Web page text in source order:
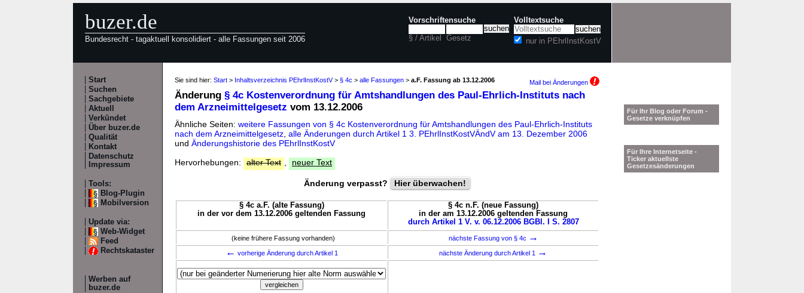
buzer.de
Bundesrecht - tagaktuell konsolidiert - alle Fassungen seit 2006
Vorschriftensuche
§ / Artikel Gesetz
Volltextsuche
nur in PEhrlInstKostV
Start
Suchen
Sachgebiete
Aktuell
Verkündet
Über buzer.de
Qualität
Kontakt
Datenschutz
Impressum
Tools:
Blog-Plugin
Mobilversion
Update via:
Web-Widget
Feed
Rechtskataster
Werben auf
buzer.de
Sie sind hier: Start > Inhaltsverzeichnis PEhrlInstKostV> § 4c > alle Fassungen > a.F. Fassung ab 13.12.2006 Mail bei Änderungen
Änderung § 4c Kostenverordnung für Amtshandlungen des Paul-Ehrlich-Instituts nach
dem Arzneimittelgesetz vom 13.12.2006
Ähnliche Seiten: weitere Fassungen von § 4c Kostenverordnung für Amtshandlungen des Paul-Ehrlich-Instituts
nach dem Arzneimittelgesetz alle Änderungen durch Artikel 1 3. PEhrlInstKostVÄndV am 13. Dezember 2006
und Änderungshistorie des PEhrlInstKostV
Hervorhebungen:
alter Text neuer Text
Änderung verpasst? Hier überwachen!
§ 4c a.F. (alte Fassung)
in der vor dem 13.12.2006 geltenden Fassung
§ 4c n.F. (neue Fassung)
in der am 13.12.2006 geltenden Fassung
durch Artikel 1 V. v. 06.12.2006 BGBl. I S. 2807
(keine frühere Fassung vorhanden) nächste Fassung von § 4c →
← vorherige Änderung durch Artikel 1 nächste Änderung durch Artikel 1 →
Für Ihr Blog oder Forum -
Gesetze verknüpfen
Für Ihre Internetseite -
Ticker aktuellste
Gesetzesänderungen